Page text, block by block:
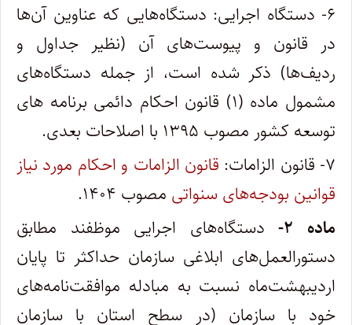
۶- دستگاه اجرایی: دستگاه‌هایی که عناوین آن‌ها
در قانون و پیوست‌های آن (نظیر جداول و
ردیف‌ها) ذکر شده است، از جمله دستگاه‌های
مشمول ماده (۱) قانون احکام دائمی برنامه های
توسعه کشور مصوب ۱۳۹۵ با اصلاحات بعدی.
۷- قانون الزامات:
قانون الزامات و احکام مورد نیاز
قوانین بودجه‌های سنواتی مصوب ۱۴۰۴.
ماده ۲- دستگاه‌های اجرایی موظفند مطابق
دستورالعمل‌های ابلاغی سازمان حداکثر تا پایان
اردیبهشت‌ماه نسبت به مبادله موافقت‌نامه‌های
خود با سازمان (در سطح استان با سازمان